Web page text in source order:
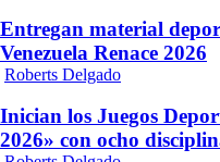
Entregan material
Venezuela Renace 2026
Roberts Delgado
Inician los Juegos
2026» con ocho